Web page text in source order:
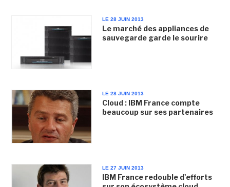
LE 28 JUIN 2013
Le marché des appliances de
sauvegarde garde le sourire
LE 28 JUIN 2013
Cloud : IBM France compte
beaucoup sur ses partenaires
LE 27 JUIN 2013
IBM France redouble d'efforts